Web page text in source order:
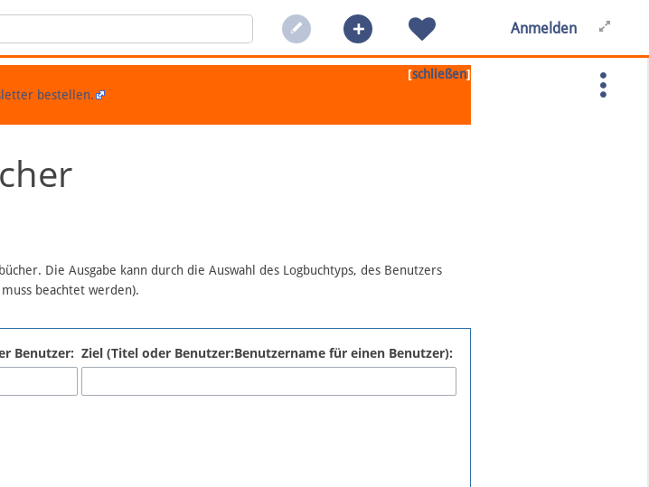
Anmelden
[schließen]
bestellen.
Die Ausgabe kann durch die Auswahl des Logbuchtyps, des Benutzers
beachtet werden).
Benutzer: Ziel (Titel oder Benutzer:Benutzername für einen Benutzer):